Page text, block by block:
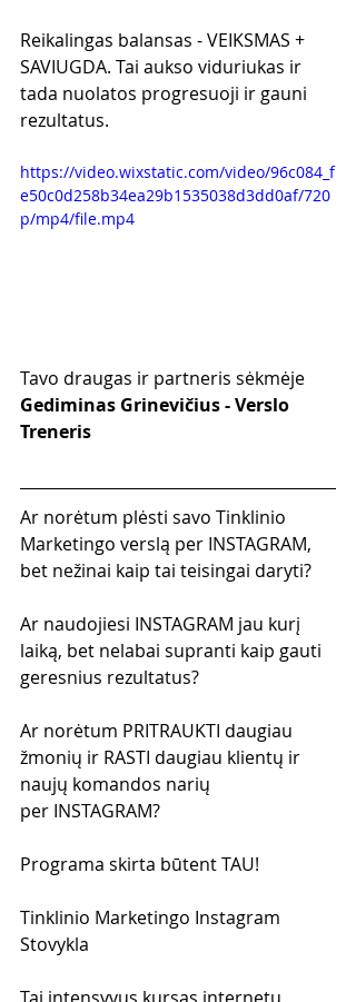
Reikalingas balansas - VEIKSMAS +
SAVIUGDA. Tai aukso viduriukas ir
tada nuolatos progresuoji ir gauni
rezultatus.
https://video.wixstatic.com/video/96c084_f
e50c0d258b34ea29b1535038d3dd0af/720
p/mp4/file.mp4
Tavo draugas ir partneris sėkmėje
Gediminas Grinevičius - Verslo
Treneris
Ar norėtum plėsti savo Tinklinio
Marketingo verslą per INSTAGRAM,
bet nežinai kaip tai teisingai daryti?
Ar naudojiesi INSTAGRAM jau kurį
laiką, bet nelabai supranti kaip gauti
geresnius rezultatus?
Ar norėtum PRITRAUKTI daugiau
žmonių ir RASTI daugiau klientų ir
naujų komandos narių
per INSTAGRAM?
Programa skirta būtent TAU!
Tinklinio Marketingo Instagram
Stovykla
Tai intensyvus kursas internetu